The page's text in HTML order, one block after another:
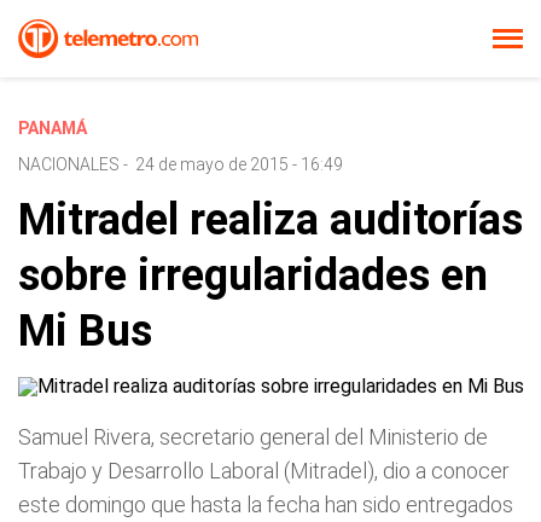
PANAMÁ
NACIONALES - 24 de mayo de 2015 - 16:49
Mitradel realiza auditorías
sobre irregularidades en
Mi Bus
Samuel Rivera, secretario general del Ministerio de
Trabajo y Desarrollo Laboral (Mitradel), dio a conocer
este domingo que hasta la fecha han sido entregados